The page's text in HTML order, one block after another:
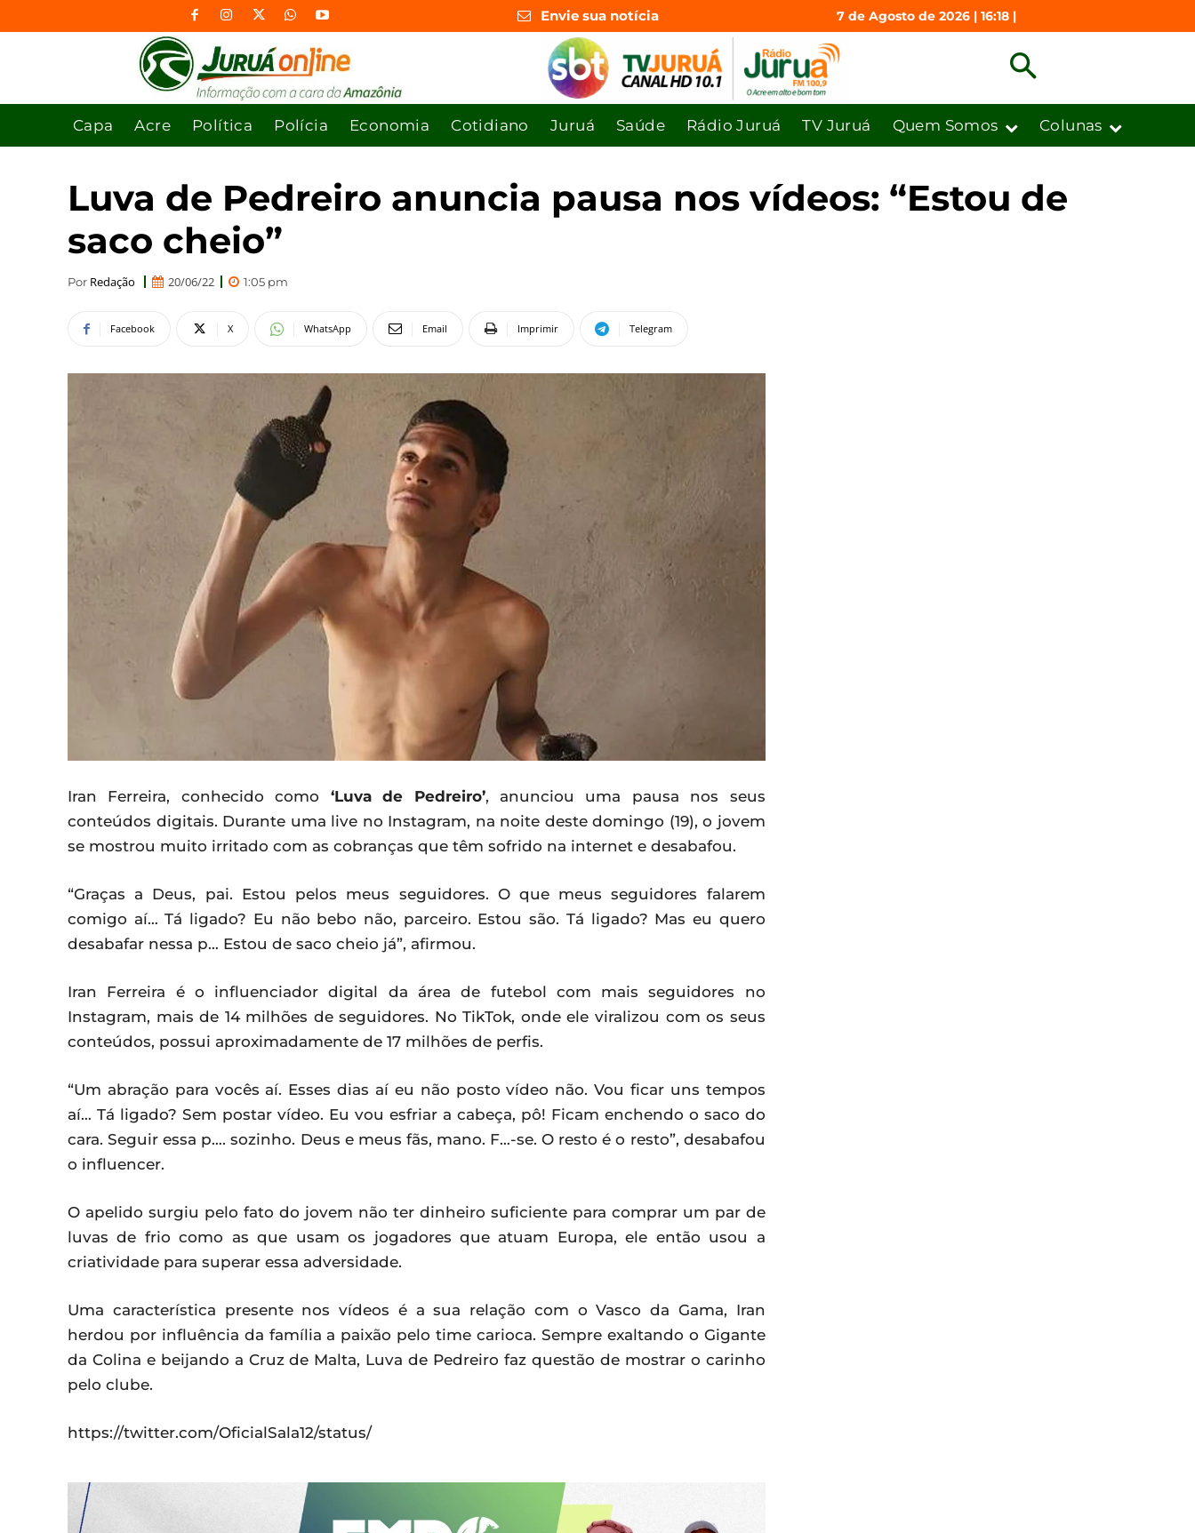
Envie sua notícia 7 de Agosto de 2026 | 16:18 |
Capa Acre Política Polícia Economia Cotidiano Juruá Saúde Rádio Juruá TV Juruá Quem Somos Colunas
Luva de Pedreiro anuncia pausa nos vídeos: “Estou de
saco cheio”
Por Redação 20/06/22 1:05 pm
Facebook X WhatsApp Email Imprimir Telegram
Iran Ferreira, conhecido como ‘Luva de Pedreiro’, anunciou uma pausa nos seus
conteúdos digitais. Durante uma live no Instagram, na noite deste domingo (19), o jovem
se mostrou muito irritado com as cobranças que têm sofrido na internet e desabafou.
“Graças a Deus, pai. Estou pelos meus seguidores. O que meus seguidores falarem
comigo aí… Tá ligado? Eu não bebo não, parceiro. Estou são. Tá ligado? Mas eu quero
desabafar nessa p… Estou de saco cheio já”, afirmou.
Iran Ferreira é o influenciador digital da área de futebol com mais seguidores no
Instagram, mais de 14 milhões de seguidores. No TikTok, onde ele viralizou com os seus
conteúdos, possui aproximadamente de 17 milhões de perfis.
“Um abração para vocês aí. Esses dias aí eu não posto vídeo não. Vou ficar uns tempos
aí… Tá ligado? Sem postar vídeo. Eu vou esfriar a cabeça, pô! Ficam enchendo o saco do
cara. Seguir essa p…. sozinho. Deus e meus fãs, mano. F…-se. O resto é o resto”, desabafou
o influencer.
O apelido surgiu pelo fato do jovem não ter dinheiro suficiente para comprar um par de
luvas de frio como as que usam os jogadores que atuam Europa, ele então usou a
criatividade para superar essa adversidade.
Uma característica presente nos vídeos é a sua relação com o Vasco da Gama, Iran
herdou por influência da família a paixão pelo time carioca. Sempre exaltando o Gigante
da Colina e beijando a Cruz de Malta, Luva de Pedreiro faz questão de mostrar o carinho
pelo clube.
https://twitter.com/OficialSala12/status/